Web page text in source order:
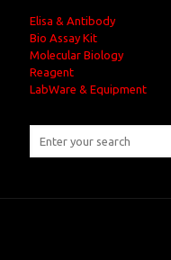
Elisa & Antibody
Bio Assay Kit
Molecular Biology
Reagent
LabWare & Equipment